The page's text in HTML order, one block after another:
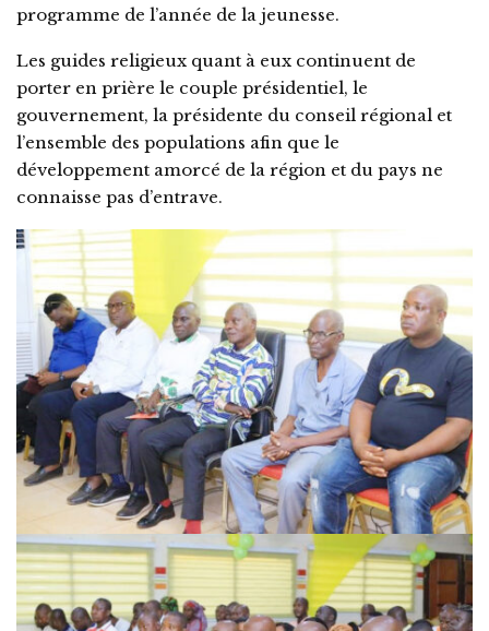
programme de l’année de la jeunesse.
Les guides religieux quant à eux continuent de
porter en prière le couple présidentiel, le
gouvernement, la présidente du conseil régional et
l’ensemble des populations afin que le
développement amorcé de la région et du pays ne
connaisse pas d’entrave.